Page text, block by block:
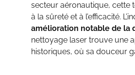
secteur aéronautique, cette
à la sûreté et à l’efficacité.
amélioration notable de la
nettoyage laser trouve une
historiques, où sa douceur